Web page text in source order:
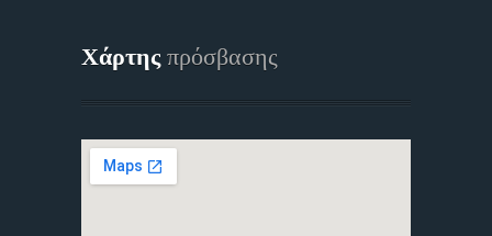
Χάρτηςπρόσβασης